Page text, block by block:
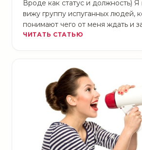
Вроде как статус и должность)
вижу группу испуганных людей,
понимают чего от меня ждать и
пытаются …
ЧИТАТЬ СТАТЬЮ